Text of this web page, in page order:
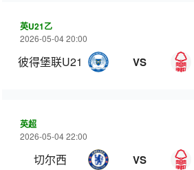
英U21乙
2026-05-04 20:00
彼得堡联U21 VS
英超
2026-05-04 22:00
切尔西 VS